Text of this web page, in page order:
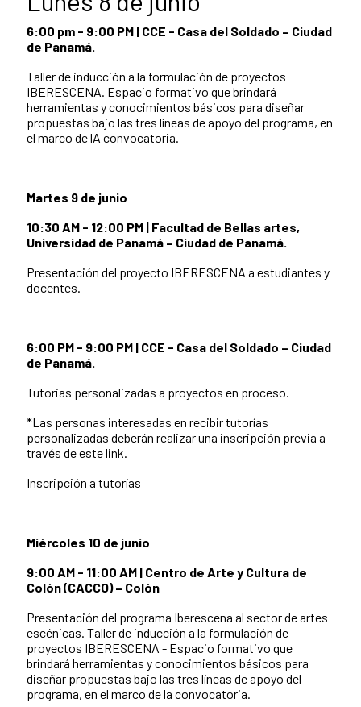
6:00 pm - 9:00 PM | CCE - Casa del Soldado – Ciudad
de Panamá.
Taller de inducción a la formulación de proyectos
IBERESCENA. Espacio formativo que brindará
herramientas y conocimientos básicos para diseñar
propuestas bajo las tres líneas de apoyo del programa, en
el marco de lA convocatoria.
Martes 9 de junio
10:30 AM - 12:00 PM | Facultad de Bellas artes,
Universidad de Panamá – Ciudad de Panamá.
Presentación del proyecto IBERESCENA a estudiantes y
docentes.
6:00 PM - 9:00 PM | CCE - Casa del Soldado – Ciudad
de Panamá.
Tutorias personalizadas a proyectos en proceso.
*Las personas interesadas en recibir tutorías
personalizadas deberán realizar una inscripción previa a
través de este link.
Inscripción a tutorías
Miércoles 10 de junio
9:00 AM - 11:00 AM | Centro de Arte y Cultura de
Colón (CACCO) – Colón
Presentación del programa Iberescena al sector de artes
escénicas. Taller de inducción a la formulación de
proyectos IBERESCENA - Espacio formativo que
brindará herramientas y conocimientos básicos para
diseñar propuestas bajo las tres líneas de apoyo del
programa, en el marco de la convocatoria.